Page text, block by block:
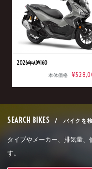
2026年ADV160
本体価格
SEARCH BIKES / バイクを
タイプやメーカー、排気量、
す。